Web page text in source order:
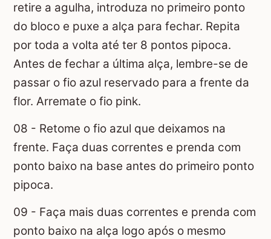
retire a agulha, introduza no primeiro ponto
do bloco e puxe a alça para fechar. Repita
por toda a volta até ter 8 pontos pipoca.
Antes de fechar a última alça, lembre-se de
passar o fio azul reservado para a frente da
flor. Arremate o fio pink.
08 - Retome o fio azul que deixamos na
frente. Faça duas correntes e prenda com
ponto baixo na base antes do primeiro ponto
pipoca.
09 - Faça mais duas correntes e prenda com
ponto baixo na alça logo após o mesmo